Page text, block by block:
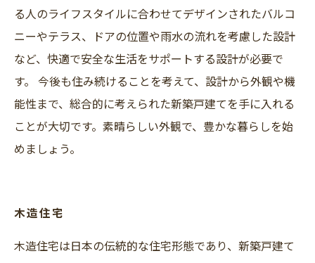
る人のライフスタイルに合わせてデザインされたバルコ
ニーやテラス、ドアの位置や雨水の流れを考慮した設計
など、快適で安全な生活をサポートする設計が必要で
す。 今後も住み続けることを考えて、設計から外観や機
能性まで、総合的に考えられた新築戸建てを手に入れる
ことが大切です。素晴らしい外観で、豊かな暮らしを始
めましょう。
木造住宅
木造住宅は日本の伝統的な住宅形態であり、新築戸建て